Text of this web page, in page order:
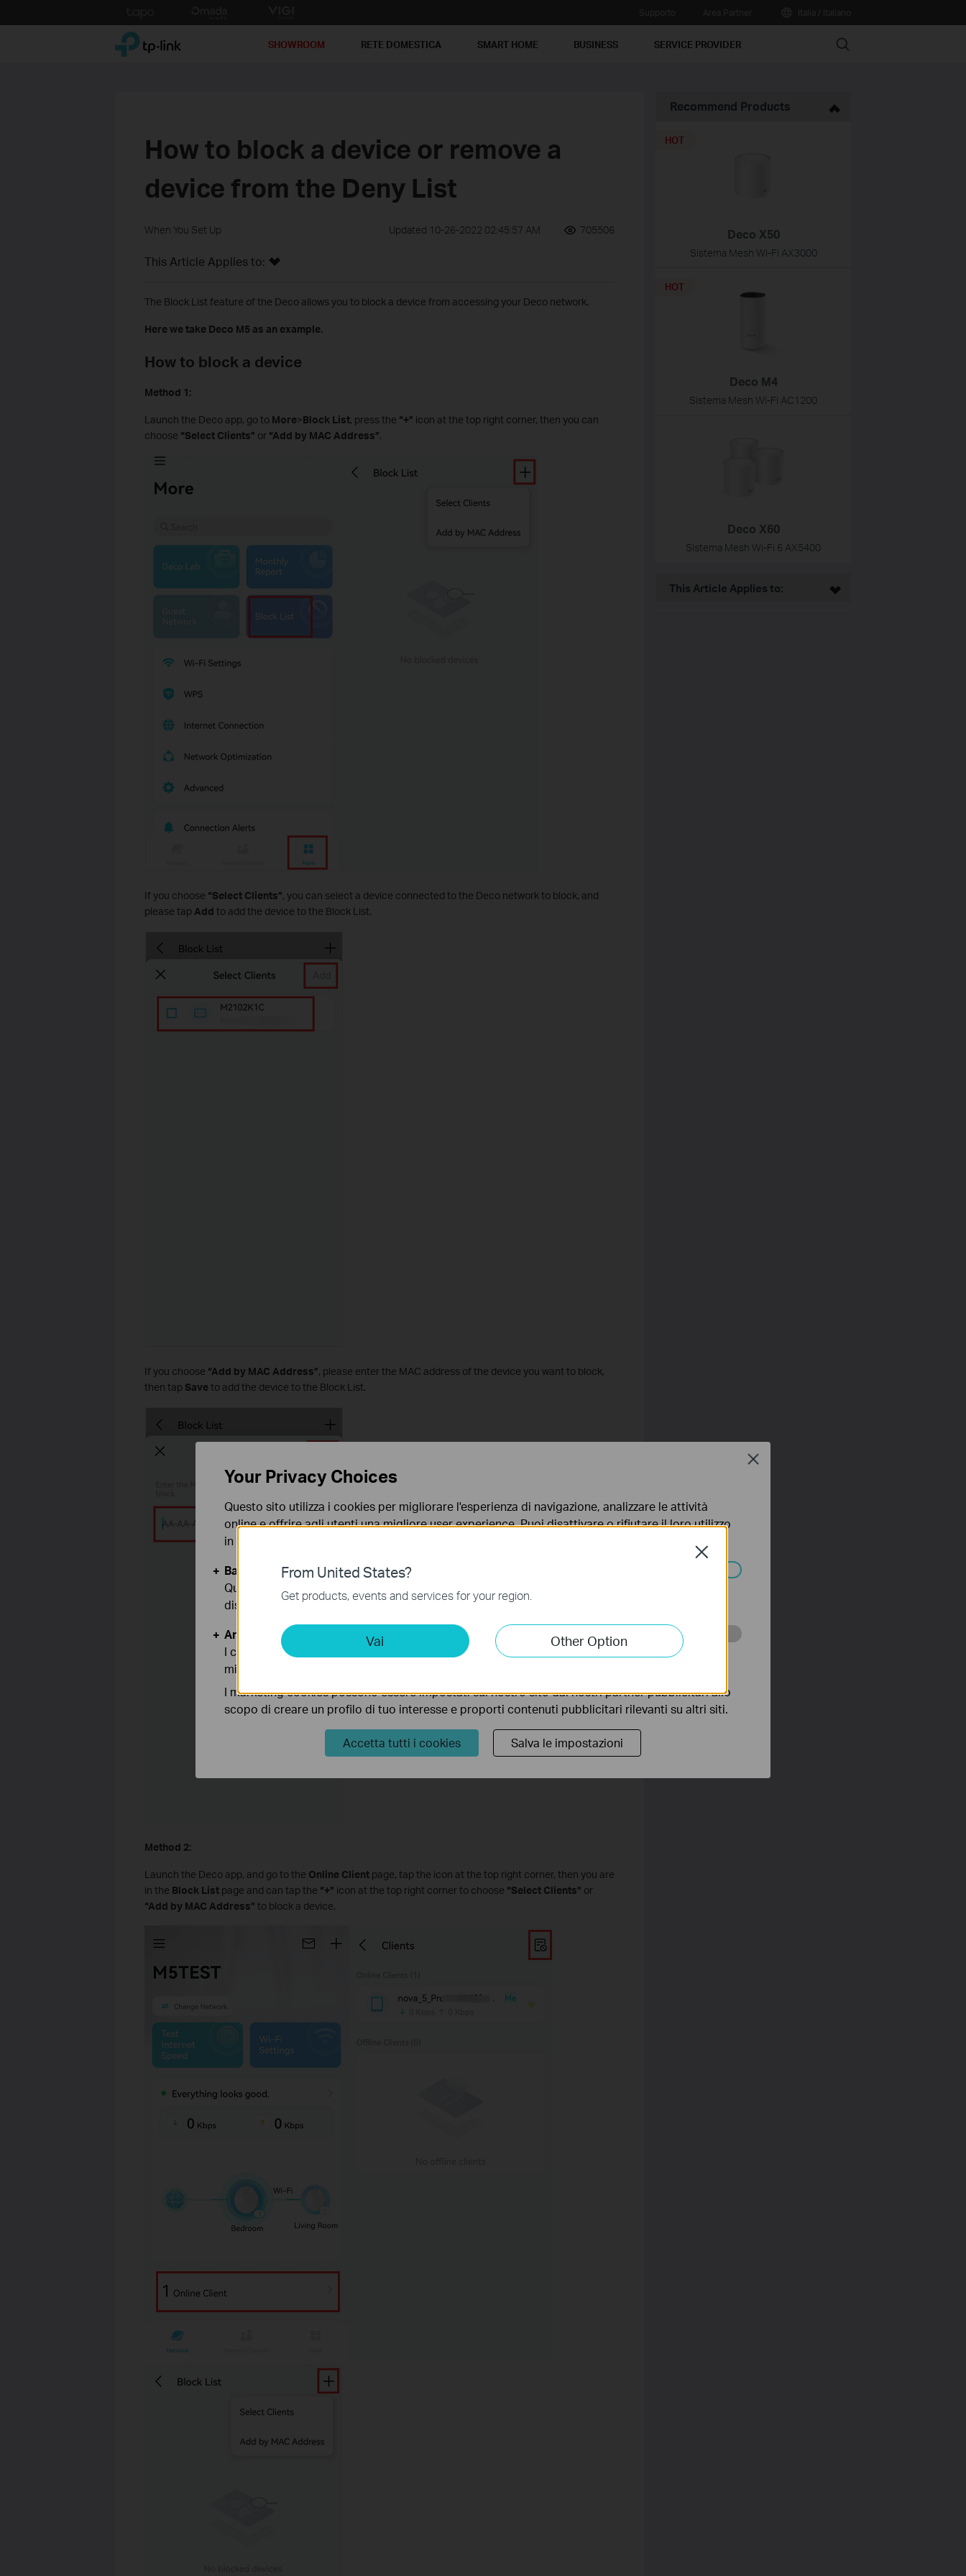
to
TP-Link, Reliably Smart SHOWROOM RETE DOMESTICA SMART HOME BUSINESS SERVICE PROVIDER Search
How to block a device or remove a
device from the Deny List
When You Set Up Updated 10-26-2022 02:45:57 AM 705506
This Article Applies to:
The Block List feature of the Deco allows you to block a device from accessing your Deco network.
Here we take Deco M5 as an example.
How to block a device
Method 1:
Launch the Deco app, go to More>Block List, press the “+” icon at the top right corner, then you can
choose “Select Clients” or “Add by MAC Address”.
If you choose “Select Clients”, you can select a device connected to the Deco network to block, and
please tap Add to add the device to the Block List.
If you choose “Add by MAC Address”, please enter the MAC address of the device you want to block,
then tap Saveto add the device to the Block List.
Method 2:
Launch the Deco app, and go to the Online Clientpage, tap the icon at the top right corner, then you are
in the Block Listpage and can tap the “+” icon at the top right corner to choose “Select Clients” or
“Add by MAC Address” to block a device.
Recommend Products
Deco X50
Sistema Mesh Wi-Fi AX3000
HOT
Deco M4
Sistema Mesh Wi-Fi AC1200
HOT
Deco X60
Sistema Mesh Wi-Fi 6 AX5400
This Article Applies to:
From United States?
Get products, events and services for your region.
Vai Other Option
Close
Your Privacy Choices
Questo sito utilizza i cookies per migliorare l'esperienza di navigazione, analizzare le attività
online e offrire agli utenti una migliore user experience. Puoi disattivare o rifiutare il loro utilizzo
in qualunque momento. Per maggiori informazioni consulta la nostra
Basic Cookies
Questi cookies sono necessari per il corretto funzionamento del sito e non possono essere
disattivati nel tuo sistema.
Analytics e Marketing Cookies
I cookies analitici ci permettono di analizzare le tue attività sul nostro sito allo scopo di
migliorarne le funzionalità.
I marketing cookies possono essere impostati sul nostro sito dai nostri partner pubblicitari allo
scopo di creare un profilo di tuo interesse e proporti contenuti pubblicitari rilevanti su altri siti.
Accetta tutti i cookies Salva le impostazioni
Close